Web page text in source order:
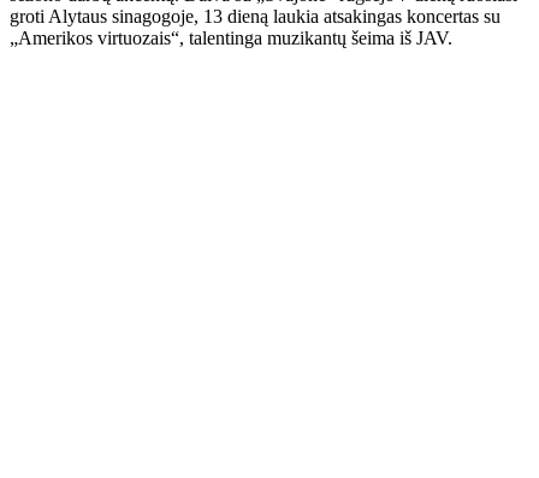
groti Alytaus sinagogoje, 13 dieną laukia atsakingas koncertas su
„Amerikos virtuozais“, talentinga muzikantų šeima iš JAV.